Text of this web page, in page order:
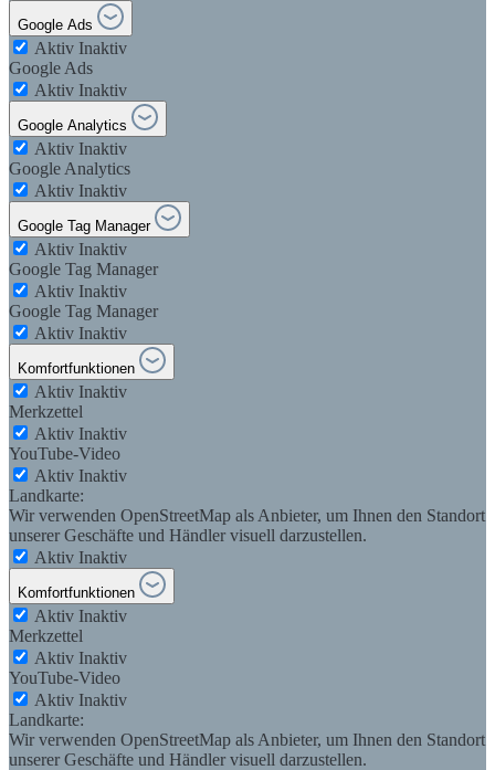
Google Ads
Aktiv Inaktiv
Google Ads
Aktiv Inaktiv
Google Analytics
Aktiv Inaktiv
Google Analytics
Aktiv Inaktiv
Google Tag Manager
Aktiv Inaktiv
Google Tag Manager
Aktiv Inaktiv
Google Tag Manager
Aktiv Inaktiv
Komfortfunktionen
Aktiv Inaktiv
Merkzettel
Aktiv Inaktiv
YouTube-Video
Aktiv Inaktiv
Landkarte:
Wir verwenden OpenStreetMap als Anbieter, um Ihnen den Standort
unserer Geschäfte und Händler visuell darzustellen.
Aktiv Inaktiv
Komfortfunktionen
Aktiv Inaktiv
Merkzettel
Aktiv Inaktiv
YouTube-Video
Aktiv Inaktiv
Landkarte:
Wir verwenden OpenStreetMap als Anbieter, um Ihnen den Standort
unserer Geschäfte und Händler visuell darzustellen.